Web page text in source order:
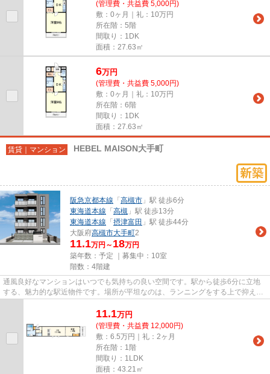
(管理費・共益費 5,000円)
敷：0ヶ月｜礼：10万円
所在階：5階
間取り：1DK
面積：27.63㎡
6万円
(管理費・共益費 5,000円)
敷：0ヶ月｜礼：10万円
所在階：6階
間取り：1DK
面積：27.63㎡
賃貸｜マンション HEBEL MAISON大手町
阪急京都本線 「 高槻市 」駅 徒歩6分
東海道本線 「 高槻 」駅 徒歩13分
東海道本線 「 摂津富田 」駅 徒歩44分
大阪府高槻市大手町2
11.1万円～ 18万円
築年数：予定 ｜募集中： 10室
階数：4階建
通風良好なマンションはいつでも気持ちの良い空間です。駅から徒歩6分に立地
する、魅力的な駅近物件です。場所が平坦なのは、ランニングをする上で抑えた
11.1万円
(管理費・共益費 12,000円)
敷：6.5万円｜礼：2ヶ月
所在階：1階
間取り：1LDK
面積：43.21㎡